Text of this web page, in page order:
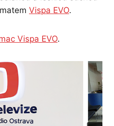
Vispa EVO.
Vispa EVO.